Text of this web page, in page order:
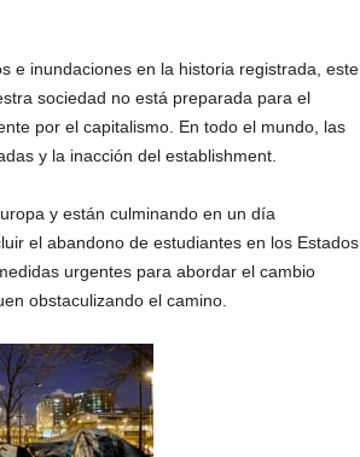
e inundaciones en la historia registrada, este
sociedad no está preparada para el
por el capitalismo. En todo el mundo, las
y la inacción del establishment.
y están culminando en un día
el abandono de estudiantes en los Estados
urgentes para abordar el cambio
obstaculizando el camino.